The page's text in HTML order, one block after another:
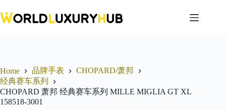
to
content
Home 品牌手表
CHOPARD/萧邦
经典赛车系列
CHOPARD 萧邦 经典赛车系列 MILLE MIGLIA GT XL
158518-3001